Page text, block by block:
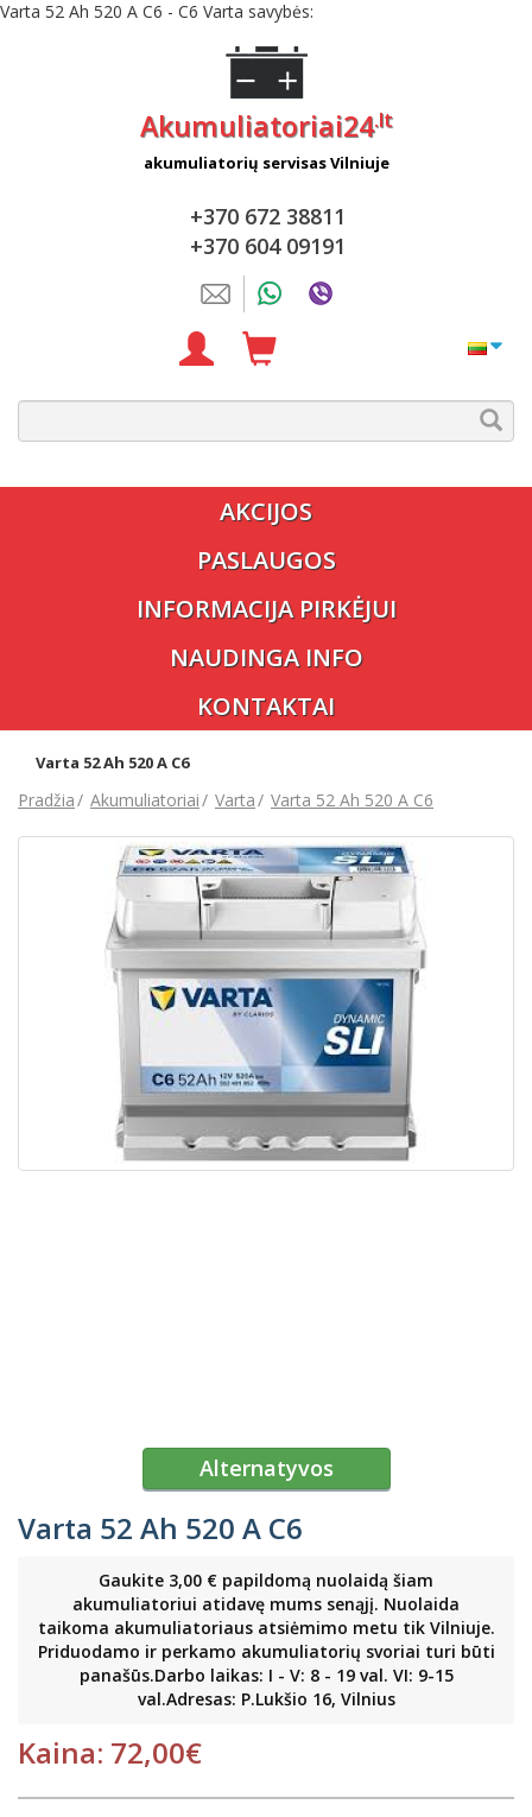
Varta 52 Ah 520 A C6 - C6 Varta savybės:
Akumuliatoriai24.lt
akumuliatorių servisas Vilniuje
+370 672 38811
+370 604 09191
AKCIJOS
PASLAUGOS
INFORMACIJA PIRKĖJUI
NAUDINGA INFO
KONTAKTAI
Varta 52 Ah 520 A C6
Pradžia Akumuliatoriai Varta Varta 52 Ah 520 A C6
Alternatyvos
Varta 52 Ah 520 A C6
Gaukite 3,00 € papildomą nuolaidą šiam
akumuliatoriui atidavę mums senąjį. Nuolaida
taikoma akumuliatoriaus atsiėmimo metu tik Vilniuje.
Priduodamo ir perkamo akumuliatorių svoriai turi būti
panašūs.Darbo laikas: I - V: 8 - 19 val. VI: 9-15
val.Adresas: P.Lukšio 16, Vilnius
Kaina: 72,00€